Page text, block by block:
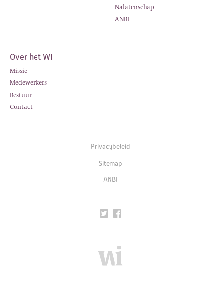
Nalatenschap
ANBI
Over het WI
Missie
Medewerkers
Bestuur
Contact
Privacybeleid
Sitemap
ANBI
Twitter